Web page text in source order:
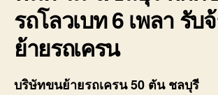
รถโลวเบท 6 เพลา รับ
ย้ายรถเครน
บริษัทขนย้ายรถเครน 50 ตัน ชลบุรี